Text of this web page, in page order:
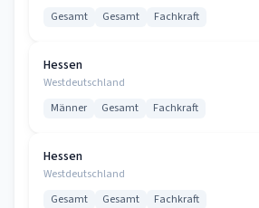
Gesamt Gesamt Fachkraft
Hessen
Westdeutschland
Männer Gesamt Fachkraft
Hessen
Westdeutschland
Gesamt Gesamt Fachkraft